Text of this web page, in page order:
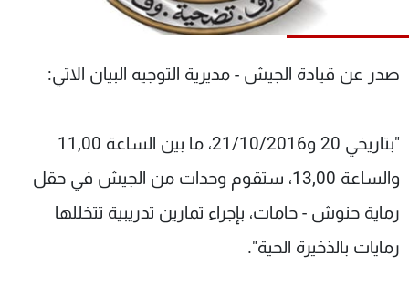
صدر عن قيادة الجيش - مديرية التوجيه البيان الاتي:
"بتاريخي 20 و21/10/2016، ما بين الساعة 11,00
والساعة 13,00، ستقوم وحدات من الجيش في حقل
رماية حنوش - حامات، بإجراء تمارين تدريبية تتخللها
رمايات بالذخيرة الحية".
شاهد البرامج
لاعلاناتكم
شروط الإسـتخدام